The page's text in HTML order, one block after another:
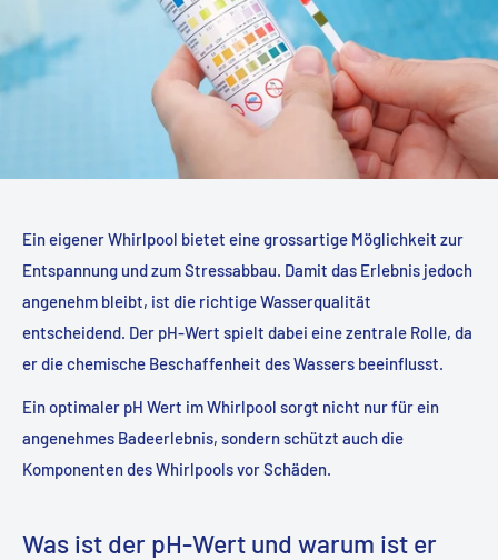
Ein eigener Whirlpool bietet eine grossartige Möglichkeit zur
Entspannung und zum Stressabbau. Damit das Erlebnis jedoch
angenehm bleibt, ist die richtige Wasserqualität
entscheidend. Der pH-Wert spielt dabei eine zentrale Rolle, da
er die chemische Beschaffenheit des Wassers beeinflusst.
Ein optimaler pH Wert im Whirlpool sorgt nicht nur für ein
angenehmes Badeerlebnis, sondern schützt auch die
Komponenten des Whirlpools vor Schäden.
Was ist der pH-Wert und warum ist er